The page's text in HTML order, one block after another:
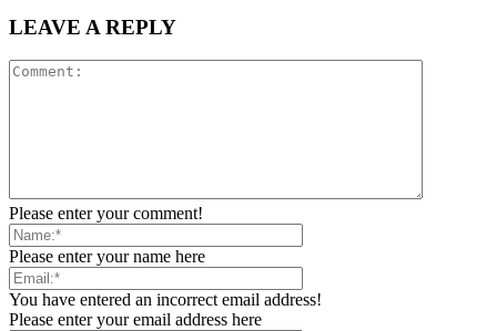
LEAVE A REPLY
Please enter your comment!
Please enter your name here
You have entered an incorrect email address!
Please enter your email address here